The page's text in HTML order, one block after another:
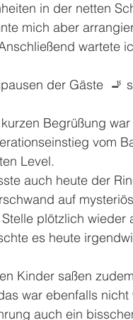
in der netten
mich aber
wartete
der Gäste  🚬
Begrüßung
vom
Level.
auch heute der
auf
plötzlich wieder
es heute
Kinder saßen
war ebenfalls
auch ein